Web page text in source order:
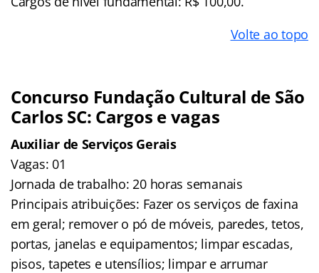
Volte ao topo
Concurso Fundação Cultural de São
Carlos SC: Cargos e vagas
Auxiliar de Serviços Gerais
Vagas: 01
Jornada de trabalho: 20 horas semanais
Principais atribuições: Fazer os serviços de faxina
em geral; remover o pó de móveis, paredes, tetos,
portas, janelas e equipamentos; limpar escadas,
pisos, tapetes e utensílios; limpar e arrumar